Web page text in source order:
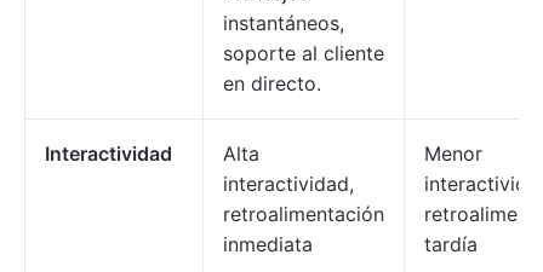
instantáneos,
soporte al cliente
en directo.
Interactividad
Alta
interactividad,
retroalimentación
inmediata
Menor
tardía